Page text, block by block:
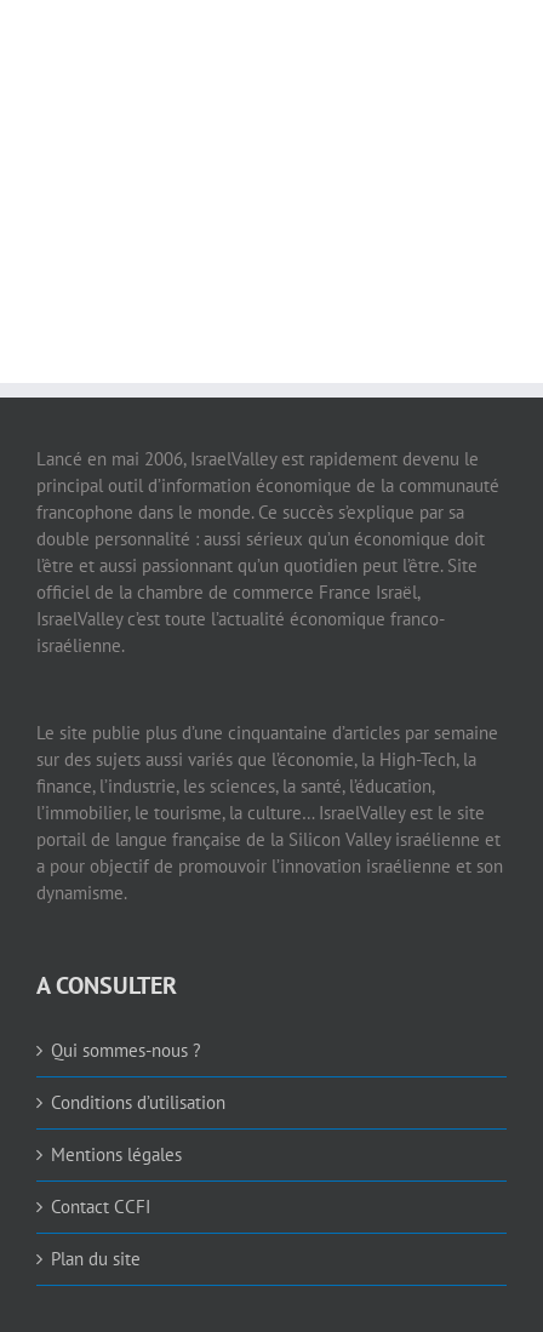
Lancé en mai 2006, IsraelValley est rapidement devenu le
principal outil d’information économique de la communauté
francophone dans le monde. Ce succès s’explique par sa
double personnalité : aussi sérieux qu’un économique doit
l’être et aussi passionnant qu’un quotidien peut l’être. Site
officiel de la chambre de commerce France Israël,
IsraelValley c’est toute l’actualité économique franco-
israélienne.
Le site publie plus d’une cinquantaine d’articles par semaine
sur des sujets aussi variés que l’économie, la High-Tech, la
finance, l’industrie, les sciences, la santé, l’éducation,
l’immobilier, le tourisme, la culture… IsraelValley est le site
portail de langue française de la Silicon Valley israélienne et
a pour objectif de promouvoir l’innovation israélienne et son
dynamisme.
A CONSULTER
Qui sommes-nous ?
Conditions d’utilisation
Mentions légales
Contact CCFI
Plan du site